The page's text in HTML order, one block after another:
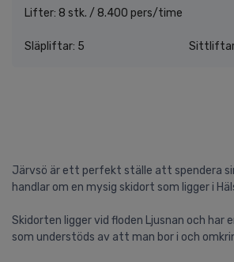
Lifter: 8 stk. / 8.400 pers/time
Släpliftar: 5
Järvsö är ett perfekt ställe att spendera
handlar om en mysig skidort som ligger i
Skidorten ligger vid floden Ljusnan och har
som understöds av att man bor i och